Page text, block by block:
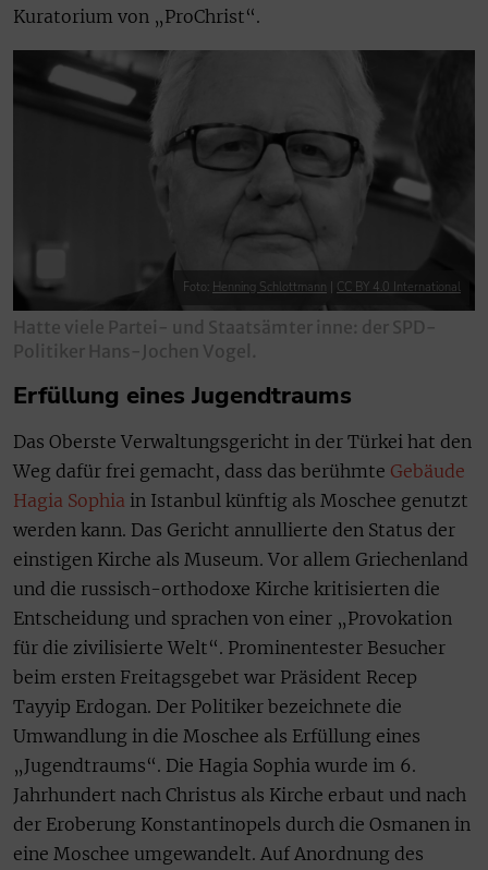
Kuratorium von „ProChrist“.
Foto: Henning Schlottmann CC BY 4.0 International
Hatte viele Partei- und Staatsämter inne: der SPD-
Politiker Hans-Jochen Vogel.
Erfüllung eines Jugendtraums
Das Oberste Verwaltungsgericht in der Türkei hat den
Weg dafür frei gemacht, dass das berühmte Gebäude
Hagia Sophia in Istanbul künftig als Moschee genutzt
werden kann. Das Gericht annullierte den Status der
einstigen Kirche als Museum. Vor allem Griechenland
und die russisch-orthodoxe Kirche kritisierten die
Entscheidung und sprachen von einer „Provokation
für die zivilisierte Welt“. Prominentester Besucher
beim ersten Freitagsgebet war Präsident Recep
Tayyip Erdogan. Der Politiker bezeichnete die
Umwandlung in die Moschee als Erfüllung eines
„Jugendtraums“. Die Hagia Sophia wurde im 6.
Jahrhundert nach Christus als Kirche erbaut und nach
der Eroberung Konstantinopels durch die Osmanen in
eine Moschee umgewandelt. Auf Anordnung des